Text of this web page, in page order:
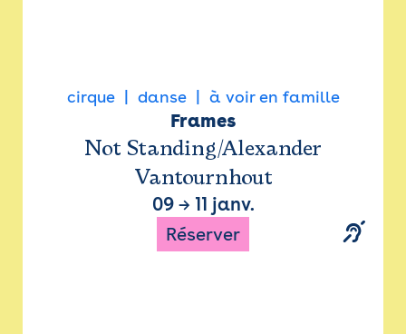
cirque danse à voir en famille
Frames
Not Standing/Alexander
Vantournhout
09→ 11 janv.
Réserver